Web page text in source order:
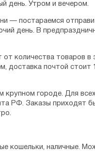
день. Утром и вечером.
— постараемся
день. В
от количества товаров
доставка почтой стоит
крупном городе. Для
РФ. Заказы приходят
кошельки, наличные.